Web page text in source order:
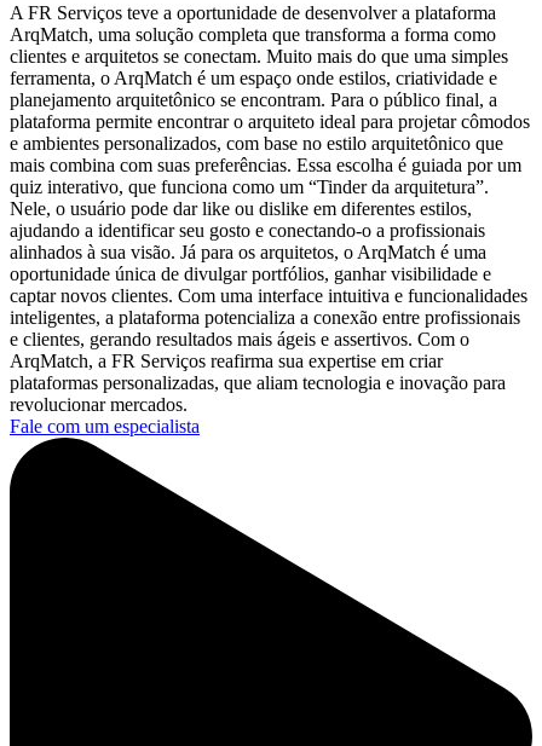
A FR Serviços teve a oportunidade de desenvolver a plataforma
ArqMatch, uma solução completa que transforma a forma como
clientes e arquitetos se conectam. Muito mais do que uma simples
ferramenta, o ArqMatch é um espaço onde estilos, criatividade e
planejamento arquitetônico se encontram. Para o público final, a
plataforma permite encontrar o arquiteto ideal para projetar cômodos
e ambientes personalizados, com base no estilo arquitetônico que
mais combina com suas preferências. Essa escolha é guiada por um
quiz interativo, que funciona como um “Tinder da arquitetura”.
Nele, o usuário pode dar like ou dislike em diferentes estilos,
ajudando a identificar seu gosto e conectando-o a profissionais
alinhados à sua visão. Já para os arquitetos, o ArqMatch é uma
oportunidade única de divulgar portfólios, ganhar visibilidade e
captar novos clientes. Com uma interface intuitiva e funcionalidades
inteligentes, a plataforma potencializa a conexão entre profissionais
e clientes, gerando resultados mais ágeis e assertivos. Com o
ArqMatch, a FR Serviços reafirma sua expertise em criar
plataformas personalizadas, que aliam tecnologia e inovação para
revolucionar mercados.
Fale com um especialista